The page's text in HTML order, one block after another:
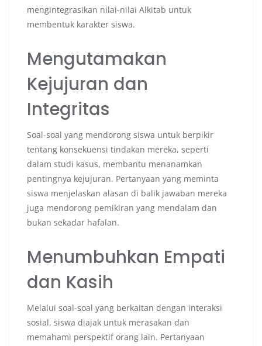
mengintegrasikan nilai-nilai Alkitab untuk
membentuk karakter siswa.
Mengutamakan
Kejujuran dan
Integritas
Soal-soal yang mendorong siswa untuk berpikir
tentang konsekuensi tindakan mereka, seperti
dalam studi kasus, membantu menanamkan
pentingnya kejujuran. Pertanyaan yang meminta
siswa menjelaskan alasan di balik jawaban mereka
juga mendorong pemikiran yang mendalam dan
bukan sekadar hafalan.
Menumbuhkan Empati
dan Kasih
Melalui soal-soal yang berkaitan dengan interaksi
sosial, siswa diajak untuk merasakan dan
memahami perspektif orang lain. Pertanyaan